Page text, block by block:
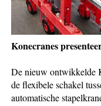
Konecranes
De nieuw ontwikkelde
de flexibele schakel
automatische